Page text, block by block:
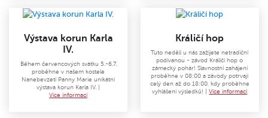
Výstava korun Karla
IV.
Během červencových svátku 5.-6.7.
proběhne v našem kostele
Nanebevzetí Panny Marie unikátní
výstava korun Karla IV. |
Více informací
Králičí hop
Tuto neděli u nás zažijete netradiční
podívanou - závod Králičí hop o
zámecký pohár! Slavnostní zahájení
proběhne v 08:00 a závody potrvají
celý den až do 18:00, kdy proběhne
vyhlášení výsledků! |Více informací